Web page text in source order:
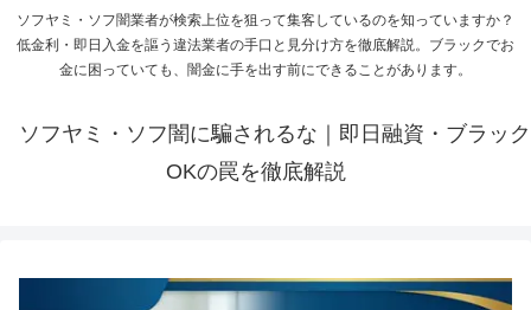
ソフヤミ・ソフ闇業者が検索上位を狙って集客しているのを知っていますか？
低金利・即日入金を謳う違法業者の手口と見分け方を徹底解説。ブラックでお
金に困っていても、闇金に手を出す前にできることがあります。
ソフヤミ・ソフ闇に騙されるな｜即日融資・ブラック
OKの罠を徹底解説